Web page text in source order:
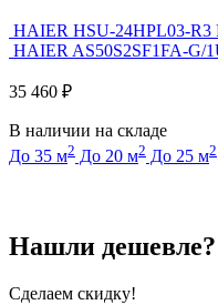
HAIER HSU-24HPL03-R3
HAIER AS50S2SF1FA-G/
35 460 ₽
В наличии на складе
До 35 м2 До 20 м2 До 25 м2
Нашли дешевле?
Сделаем скидку!